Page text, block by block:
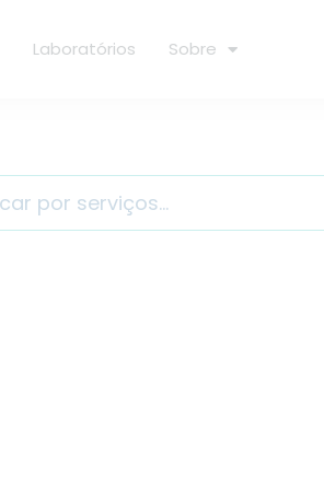
Laboratórios Sobre